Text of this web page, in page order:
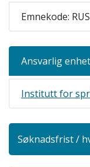
Emnekode:
Ansvarlig enhet
Institutt for
Søknadsfrist /